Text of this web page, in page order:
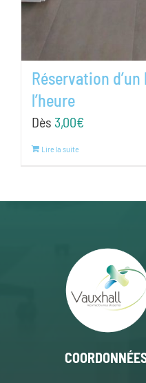
Réservation
l’heure
Dès 3,00€
Lire la suite